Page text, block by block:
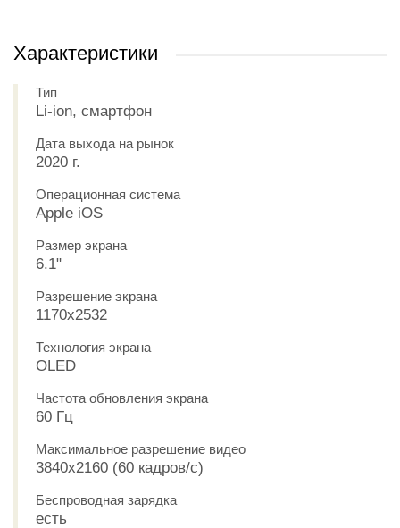
Характеристики
Тип
Li-ion, смартфон
Дата выхода на рынок
2020 г.
Операционная система
Apple iOS
Размер экрана
6.1"
Разрешение экрана
1170x2532
Технология экрана
OLED
Частота обновления экрана
60 Гц
Максимальное разрешение видео
3840x2160 (60 кадров/с)
Беспроводная зарядка
есть